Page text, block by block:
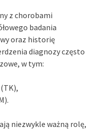
z chorobami
badania
oraz historię
diagnozy często
w tym:
niezwykle ważną rolę,